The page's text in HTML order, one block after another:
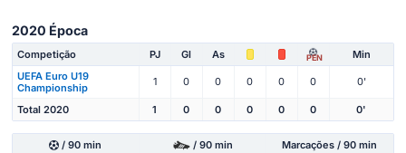
2020 Época
Competição PJ Gl As PEN
Min
UEFA Euro U19
Championship
1 0 0 0 0 0 0'
Total 2020 1 0 0 0 0 0 0'
/ 90 min / 90 min Marcações / 90 min